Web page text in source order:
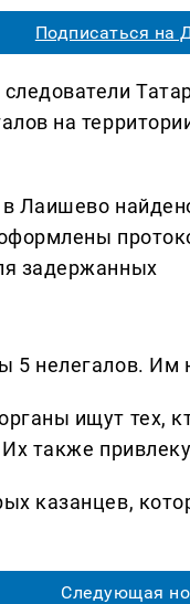
Подписаться на
на
Лаишево
задержанных
5 нелегалов.
ищут тех,
также
казанцев,
Следующая